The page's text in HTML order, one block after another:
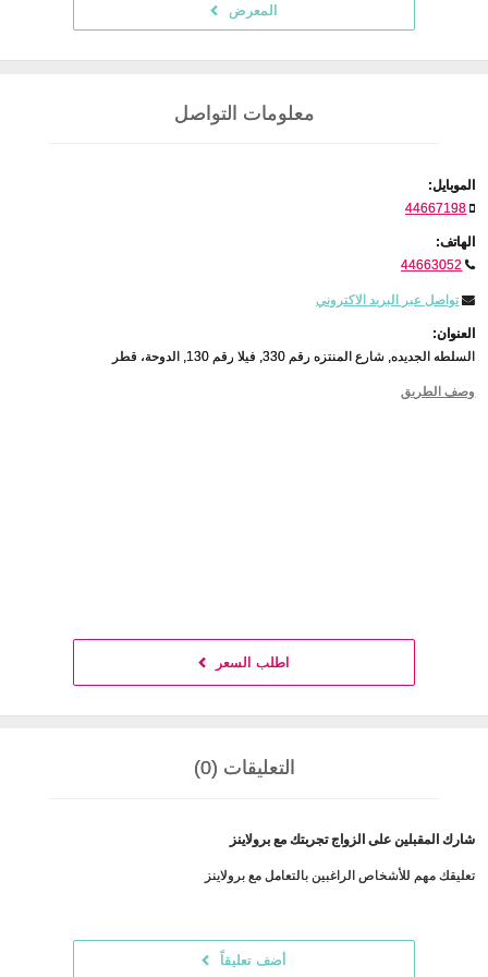
المعرض
معلومات التواصل
الموبايل:
44667198
الهاتف:
44663052
تواصل عبر البريد الاكتروني
العنوان:
السلطه الجديده, شارع المنتزه رقم 330, فيلا رقم 130, الدوحة، قطر
وصف الطريق
اطلب السعر
التعليقات (0)
شارك المقبلين على الزواج تجربتك مع برولاينز
تعليقك مهم للأشخاص الراغبين بالتعامل مع برولاينز
أضف تعليقاً